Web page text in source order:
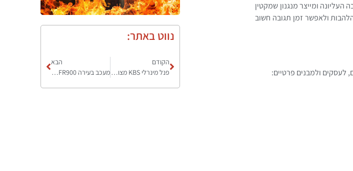
ומייצר מנגנון שמקטין
ולאפשר זמן תגובה חשוב
נווט באתר:
הקודם
פנל מינרלי KBS מצופה – יתרונות השימוש במבנים תעשייתיים ותשתיות רגישות
הבא
מעכב בעירה FR900: חומר מעכב בעירה להגנה מקסימלית